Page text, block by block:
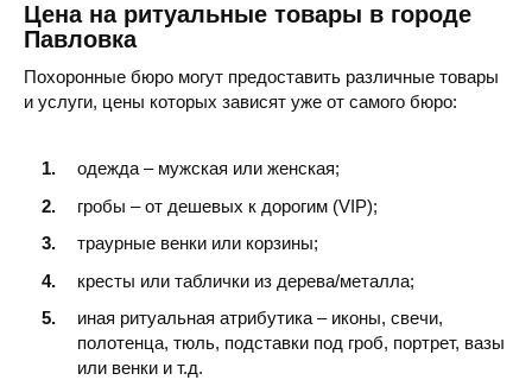
Цена на ритуальные товары в городе
Павловка
Похоронные бюро могут предоставить различные товары
и услуги, цены которых зависят уже от самого бюро:
одежда – мужская или женская;
гробы – от дешевых к дорогим (VIP);
траурные венки или корзины;
кресты или таблички из дерева/металла;
иная ритуальная атрибутика – иконы, свечи,
полотенца, тюль, подставки под гроб, портрет, вазы
или венки и т.д.